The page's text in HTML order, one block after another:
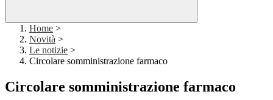
Home >
Novità >
Le notizie >
Circolare somministrazione farmaco
Circolare somministrazione farmaco